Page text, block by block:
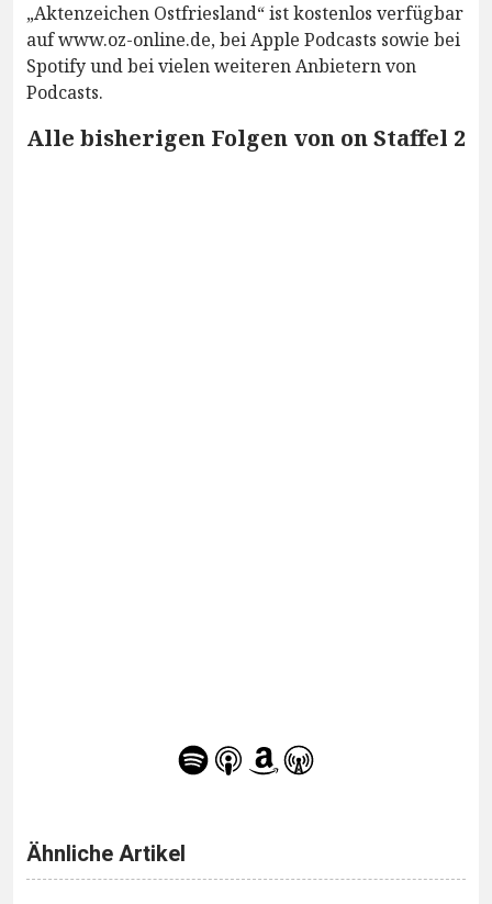
„Aktenzeichen Ostfriesland“ ist kostenlos verfügbar
auf www.oz-online.de, bei Apple Podcasts sowie bei
Spotify und bei vielen weiteren Anbietern von
Podcasts.
Alle bisherigen Folgen von on Staffel 2
Ähnliche Artikel